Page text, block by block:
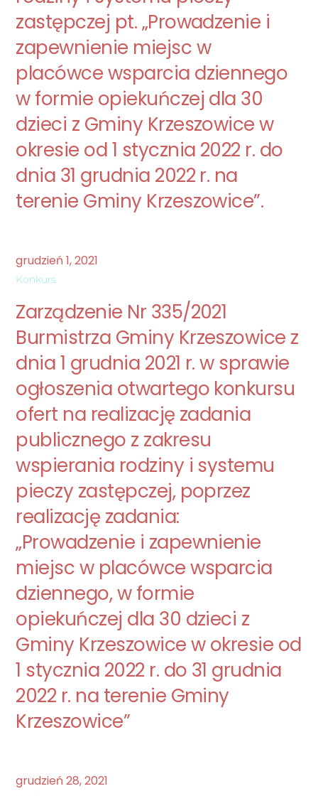
zastępczej pt. „Prowadzenie i
zapewnienie miejsc w
placówce wsparcia dziennego
w formie opiekuńczej dla 30
dzieci z Gminy Krzeszowice w
okresie od 1 stycznia 2022 r. do
dnia 31 grudnia 2022 r. na
terenie Gminy Krzeszowice”.
grudzień 1,2021
Konkurs
Zarządzenie Nr 335/2021
Burmistrza Gminy Krzeszowice z
dnia 1 grudnia 2021 r. w sprawie
ogłoszenia otwartego konkursu
ofert na realizację zadania
publicznego z zakresu
wspierania rodziny i systemu
pieczy zastępczej, poprzez
realizację zadania:
„Prowadzenie i zapewnienie
miejsc w placówce wsparcia
dziennego, w formie
opiekuńczej dla 30 dzieci z
Gminy Krzeszowice w okresie od
1 stycznia 2022 r. do 31 grudnia
2022 r. na terenie Gminy
Krzeszowice”
grudzień 28,2021